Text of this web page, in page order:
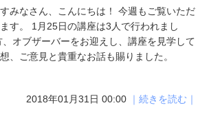
みなさん、こんにちは！ 今週もご覧いただ
す。 1月25日の講座は3人で行われまし
オブザーバーをお迎えし、講座を見学して
、ご意見と貴重なお話も賜りました。
2018年01月31日 00:00 ｜続きを読む｜